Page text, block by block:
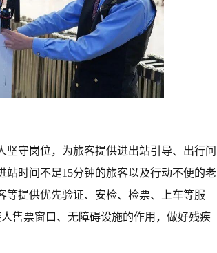
守岗位，为旅客提供进出站引导、出行问
时间不足15分钟的旅客以及行动不便的老
等提供优先验证、安检、检票、上车等服
售票窗口、无障碍设施的作用，做好残疾